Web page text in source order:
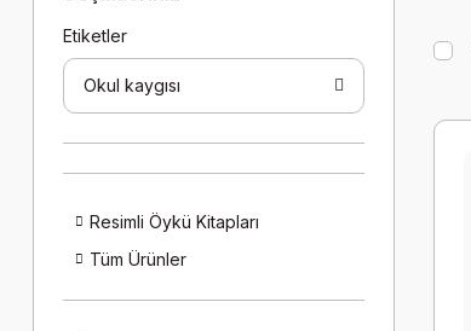
Etiketler
Okul kaygısı
Resimli Öykü Kitapları
Tüm Ürünler